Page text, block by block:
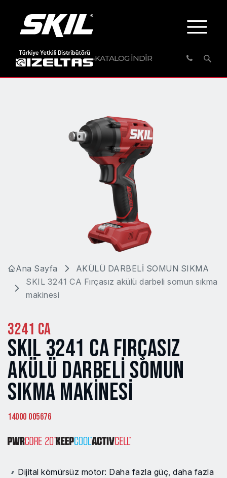
KATALOG İNDİR
Ana Sayfa
AKÜLÜ DARBELİ SOMUN SIKMA
SKIL 3241 CA Fırçasız akülü darbeli somun sıkma
makinesi
3241 CA
SKIL 3241 CA FIRÇASIZ
AKÜLÜ DARBELI SOMUN
SIKMA MAKINESI
14000 005676
Dijital kömürsüz motor: Daha fazla güç, daha fazla